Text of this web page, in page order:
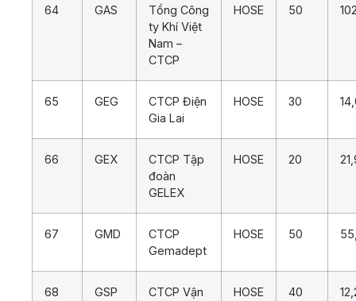
64 GAS
Tổng Công
ty Khí Việt
Nam –
CTCP
HOSE 50
65 GEG
CTCP Điện
Gia Lai
HOSE 30
66 GEX
CTCP Tập
đoàn
GELEX
HOSE 20
67 GMD
CTCP
Gemadept
HOSE 50
68 GSP
CTCP Vận
HOSE 40